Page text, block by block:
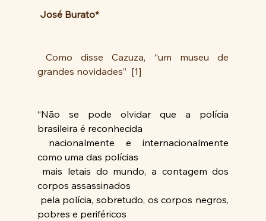
José Burato*
Como disse Cazuza, “um museu de
grandes novidades”  [1]
“Não se pode olvidar que a polícia
brasileira é reconhecida
nacionalmente e internacionalmente
como uma das polícias
mais letais do mundo, a contagem dos
corpos assassinados
pela polícia, sobretudo, os corpos negros,
pobres e periféricos